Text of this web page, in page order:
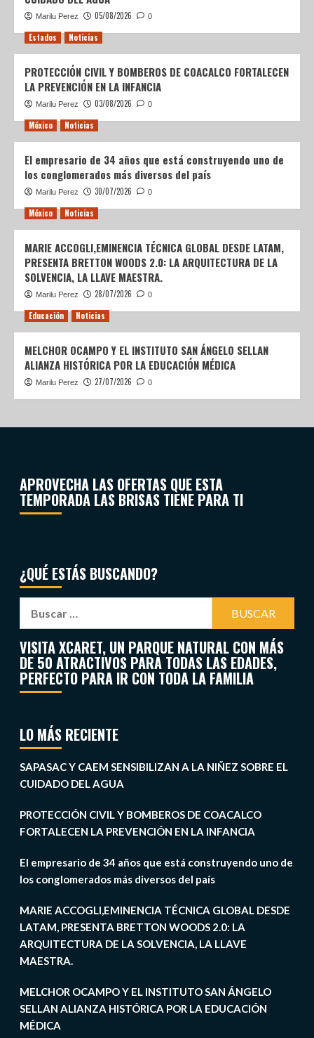
Marilu Perez 05/08/2026 0
Estados Noticias
PROTECCIÓN CIVIL Y BOMBEROS DE COACALCO FORTALECEN
LA PREVENCIÓN EN LA INFANCIA
Marilu Perez 03/08/2026 0
México Noticias
El empresario de 34 años que está construyendo uno de
los conglomerados más diversos del país
Marilu Perez 30/07/2026 0
México Noticias
MARIE ACCOGLI,EMINENCIA TÉCNICA GLOBAL DESDE LATAM,
PRESENTA BRETTON WOODS 2.0: LA ARQUITECTURA DE LA
SOLVENCIA, LA LLAVE MAESTRA.
Marilu Perez 28/07/2026 0
Educación Noticias
MELCHOR OCAMPO Y EL INSTITUTO SAN ÁNGELO SELLAN
ALIANZA HISTÓRICA POR LA EDUCACIÓN MÉDICA
Marilu Perez 27/07/2026 0
APROVECHA LAS OFERTAS QUE ESTA
TEMPORADA LAS BRISAS TIENE PARA TI
¿QUÉ ESTÁS BUSCANDO?
VISITA XCARET, UN PARQUE NATURAL CON MÁS
DE 50 ATRACTIVOS PARA TODAS LAS EDADES,
PERFECTO PARA IR CON TODA LA FAMILIA
LO MÁS RECIENTE
SAPASAC Y CAEM SENSIBILIZAN A LA NIÑEZ SOBRE EL
CUIDADO DEL AGUA
PROTECCIÓN CIVIL Y BOMBEROS DE COACALCO
FORTALECEN LA PREVENCIÓN EN LA INFANCIA
El empresario de 34 años que está construyendo uno de
los conglomerados más diversos del país
MARIE ACCOGLI,EMINENCIA TÉCNICA GLOBAL DESDE
LATAM, PRESENTA BRETTON WOODS 2.0: LA
ARQUITECTURA DE LA SOLVENCIA, LA LLAVE
MAESTRA.
MELCHOR OCAMPO Y EL INSTITUTO SAN ÁNGELO
SELLAN ALIANZA HISTÓRICA POR LA EDUCACIÓN
MÉDICA